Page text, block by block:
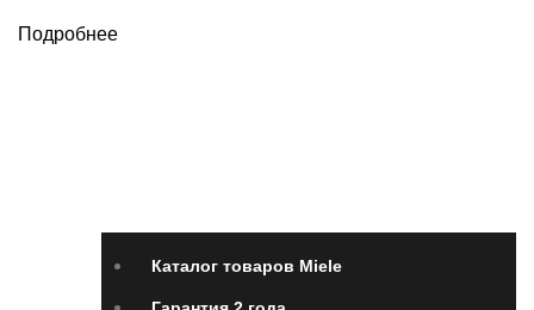
Подробнее
Каталог товаров Miele